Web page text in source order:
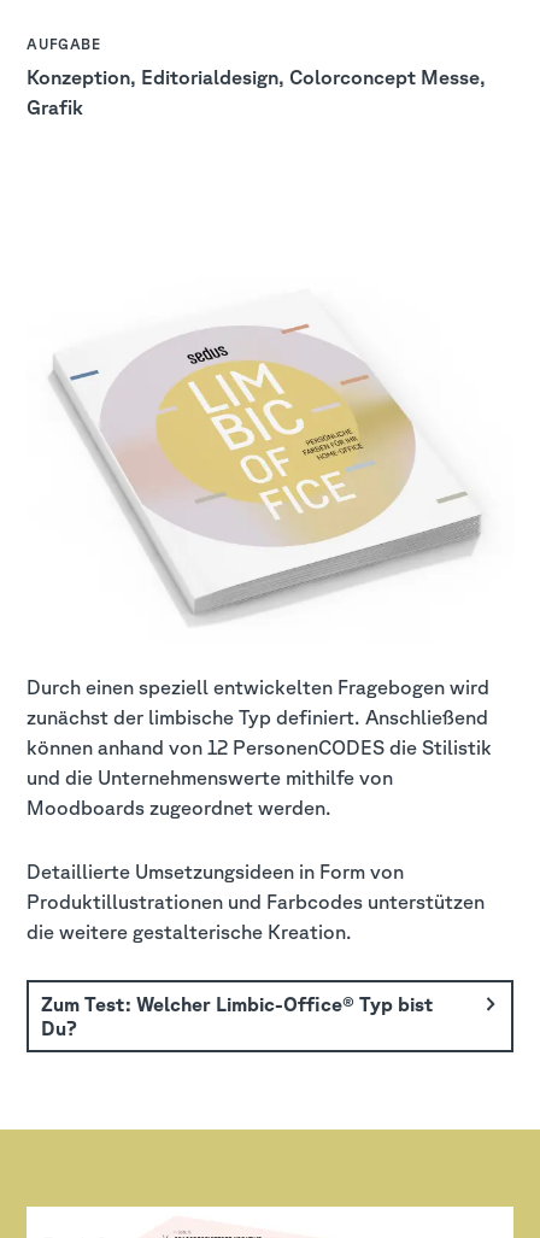
AUFGABE:
Konzeption, Editorialdesign, Colorconcept Messe,
Grafik
Durch einen speziell entwickelten Fragebogen wird
zunächst der limbische Typ definiert. Anschließend
können anhand von 12 PersonenCODES die Stilistik
und die Unternehmenswerte mithilfe von
Moodboards zugeordnet werden.
Detaillierte Umsetzungsideen in Form von
Produktillustrationen und Farbcodes unterstützen
die weitere gestalterische Kreation.
Zum Test: Welcher Limbic-Office® Typ bist
Du?